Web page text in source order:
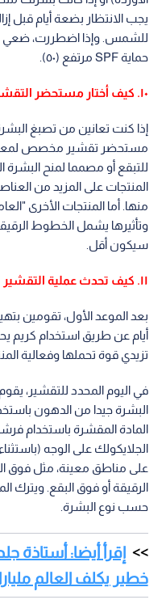
يجب الانتظار بضعة أيام قبل
للشمس. وإذا اضطررت، ضعي
حماية SPF مرتفع (٥٠).
١٠. كيف أختار مستحضر التقشير؟
إذا كنت تعانين من تصبغ البشرة
مستحضر تقشير مخصص
للتبقع أو مصمما لمنح البشرة
المنتجات على المزيد من
منها. أما المنتجات الأخرى
وتأثيرها يشمل الخطوط
سيكون أقل.
١١. كيف تحدث عملية التقشير لدى طبيب الجلد؟
بعد الموعد الأول، تقومين
أيام عن طريق استخدام كريم
تزيدي قوة تحملها وفعالية
في اليوم المحدد للتقشير،
البشرة جيدا من الدهون
المادة المقشرة باستخدام
الجلايكولك على الوجه
على مناطق معينة، مثل فوق
الرقيقة أو فوق البقع.
حسب نوع البشرة.
إقرأ أيضا: أستاذة
خطير يكلف العالم